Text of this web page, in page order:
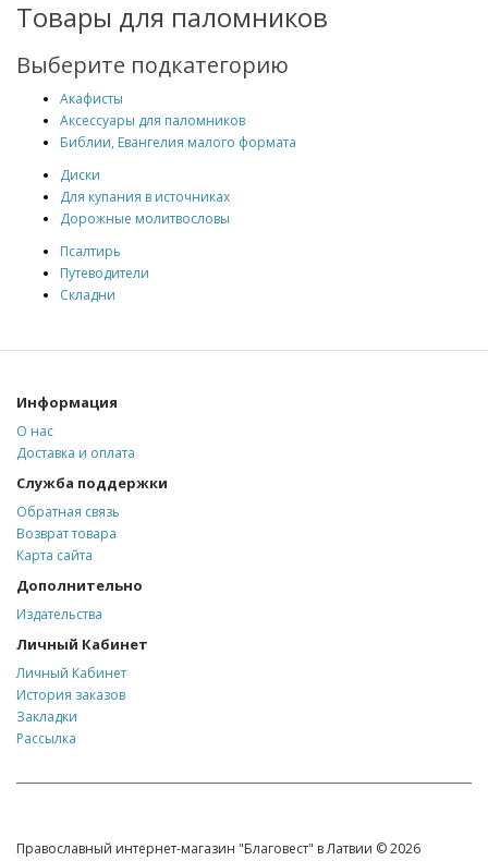
Товары для паломников
Выберите подкатегорию
Акафисты
Аксессуары для паломников
Библии, Евангелия малого формата
Диски
Для купания в источниках
Дорожные молитвословы
Псалтирь
Путеводители
Складни
Информация
О нас
Доставка и оплата
Служба поддержки
Обратная связь
Возврат товара
Карта сайта
Дополнительно
Издательства
Личный Кабинет
Личный Кабинет
История заказов
Закладки
Рассылка
Православный интернет-магазин "Благовест" в Латвии © 2026